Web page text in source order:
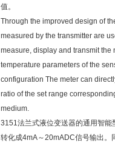
值。
Through the improved design of
measured by the transmitter are
measure, display and transmit
temperature parameters of the
configuration The meter can
ratio of the set range
medium.
3151法兰式液位变送器的通用智
转化成4mA～20mADC信号输出。